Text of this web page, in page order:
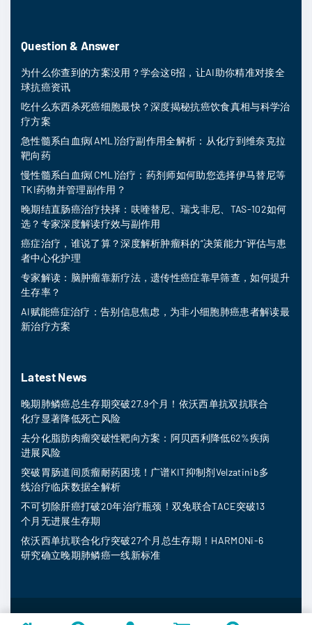
Question & Answer
为什么你查到的方案没用？学会这6招，让AI助你精准对接全
球抗癌资讯
吃什么东西杀死癌细胞最快？深度揭秘抗癌饮食真相与科学治
疗方案
急性髓系白血病(AML)治疗副作用全解析：从化疗到维奈克拉
靶向药
慢性髓系白血病(CML)治疗：药剂师如何助您选择伊马替尼等
TKI药物并管理副作用？
晚期结直肠癌治疗抉择：呋喹替尼、瑞戈非尼、TAS-102如何
选？专家深度解读疗效与副作用
癌症治疗，谁说了算？深度解析肿瘤科的“决策能力”评估与患
者中心化护理
专家解读：脑肿瘤靠新疗法，遗传性癌症靠早筛查，如何提升
生存率？
AI赋能癌症治疗：告别信息焦虑，为非小细胞肺癌患者解读最
新治疗方案
Latest News
晚期肺鳞癌总生存期突破27.9个月！依沃西单抗双抗联合
化疗显著降低死亡风险
去分化脂肪肉瘤突破性靶向方案：阿贝西利降低62%疾病
进展风险
突破胃肠道间质瘤耐药困境！广谱KIT抑制剂Velzatinib多
线治疗临床数据全解析
不可切除肝癌打破20年治疗瓶颈！双免联合TACE突破13
个月无进展生存期
依沃西单抗联合化疗突破27个月总生存期！HARMONi-6
研究确立晚期肺鳞癌一线新标准